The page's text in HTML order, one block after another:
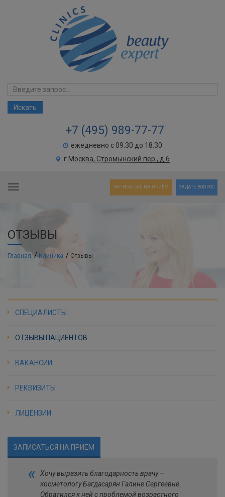
+7 (495) 989-77-77
ежедневно с 09:30 до 18:30
г.Москва, Стромынский пер., д.6
Toggle navigation ЗАПИСАТЬСЯ НА ПРИЁМ ЗАДАТЬ ВОПРОС
ОТЗЫВЫ
Главная Клиника Отзывы
СПЕЦИАЛИСТЫ
ОТЗЫВЫ ПАЦИЕНТОВ
ВАКАНСИИ
РЕКВИЗИТЫ
ЛИЦЕНЗИИ
ЗАПИСАТЬСЯ НА ПРИЕМ
«
Хочу выразить благодарность врачу –
косметологу Багдасарян Галине Сергеевне.
Обратился к ней с проблемой возрастного